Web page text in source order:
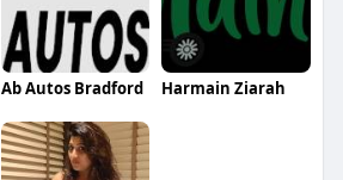
Ab Autos Bradford Harmain Ziarah